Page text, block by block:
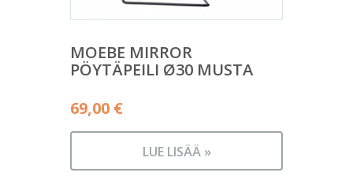
MOEBE MIRROR
PÖYTÄPEILI Ø30 MUSTA
69,00 €
LUE LISÄÄ »